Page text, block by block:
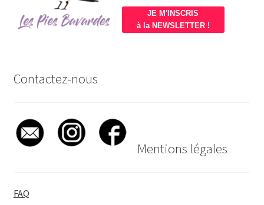
JE M'INSCRIS
à la NEWSLETTER !
Contactez-nous
Mentions légales
FAQ